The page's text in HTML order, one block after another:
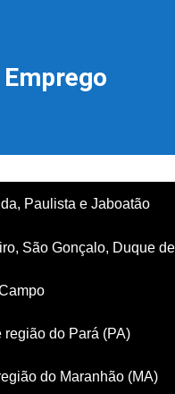
Paulista e Jaboatão
São Gonçalo, Duque
região do Pará (PA)
do Maranhão (MA)